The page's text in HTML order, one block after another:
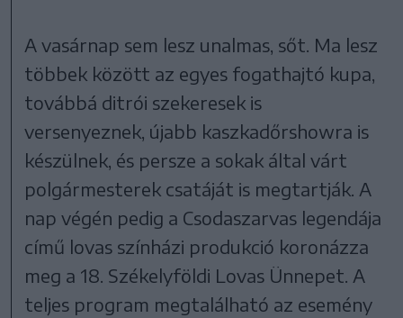
A vasárnap sem lesz unalmas, sőt. Ma lesz
többek között az egyes fogathajtó kupa,
továbbá ditrói szekeresek is
versenyeznek, újabb kaszkadőrshowra is
készülnek, és persze a sokak által várt
polgármesterek csatáját is megtartják. A
nap végén pedig a Csodaszarvas legendája
című lovas színházi produkció koronázza
meg a 18. Székelyföldi Lovas Ünnepet. A
teljes program megtalálható az esemény